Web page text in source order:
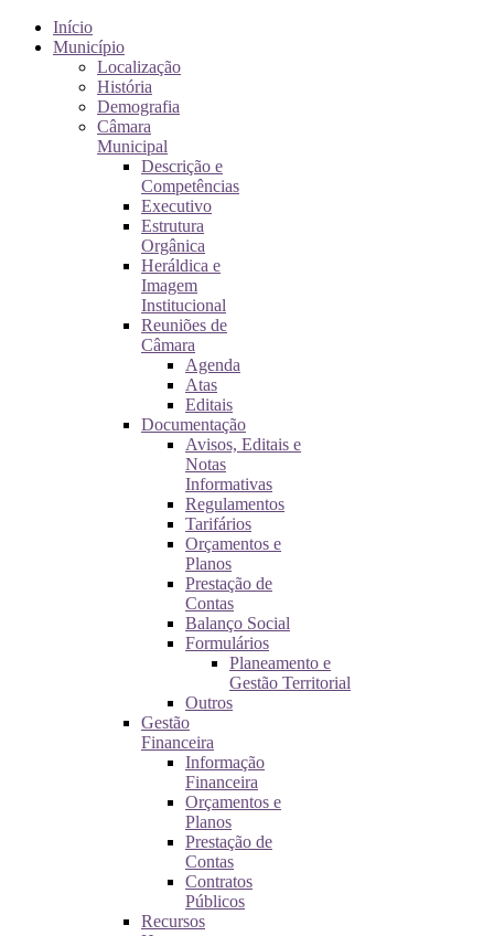
Início
Município
Localização
História
Demografia
Câmara
Municipal
Descrição e
Competências
Executivo
Estrutura
Orgânica
Heráldica e
Imagem
Institucional
Reuniões de
Câmara
Agenda
Atas
Editais
Documentação
Avisos, Editais e
Notas
Informativas
Regulamentos
Tarifários
Orçamentos e
Planos
Prestação de
Contas
Balanço Social
Formulários
Planeamento e
Gestão Territorial
Outros
Gestão
Financeira
Informação
Financeira
Orçamentos e
Planos
Prestação de
Contas
Contratos
Públicos
Recursos